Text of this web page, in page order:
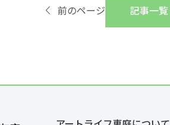
前のページ 記事一覧